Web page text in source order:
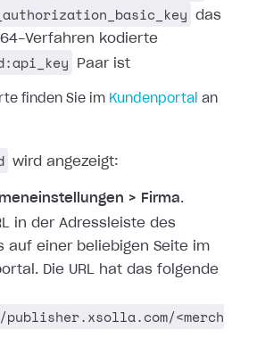
das
Verfahren kodierte
Paar ist
finden Sie im Kundenportal an
wird angezeigt:
> Firma.
in der Adressleiste des
auf einer beliebigen Seite im
Die URL hat das folgende
<merch